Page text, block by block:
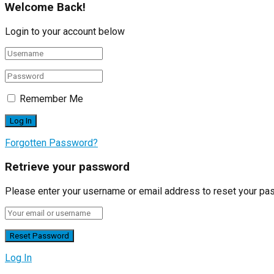
Welcome Back!
Login to your account below
Remember Me
Forgotten Password?
Retrieve your password
Please enter your username or email address to reset your
Log In